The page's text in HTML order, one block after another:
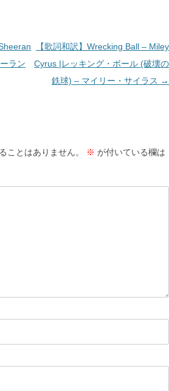
ラン
【歌詞和訳】Wrecking Ball – Miley
Cyrus |レッキング・ボール (破壊の
鉄球) – マイリー・サイラス →
ことはありません。 ※ が付いている欄は